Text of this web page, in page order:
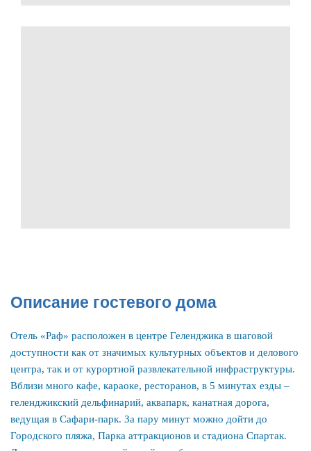
Описание гостевого дома
Отель «Раф» расположен в центре Геленджика в шаговой
доступности как от значимых культурных объектов и делового
центра, так и от курортной развлекательной инфраструктуры.
Вблизи много кафе, караоке, ресторанов, в 5 минутах езды –
геленджикский дельфинарий, аквапарк, канатная дорога,
ведущая в Сафари-парк. За пару минут можно дойти до
Городского пляжа, Парка аттракционов и стадиона Спартак.